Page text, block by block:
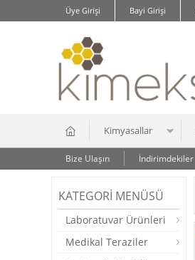
Üye Girişi Bayi Girişi
Kimyasallar
Bize Ulaşın İndirimdekiler
KATEGORI MENÜSÜ
Laboratuvar Ürünleri
Medikal Teraziler